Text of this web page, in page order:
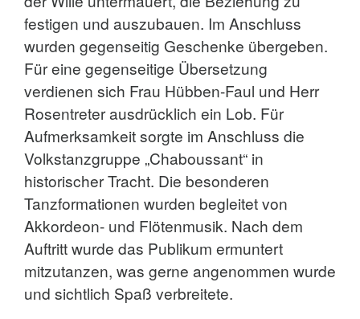
festigen und auszubauen. Im Anschluss
wurden gegenseitig Geschenke übergeben.
Für eine gegenseitige Übersetzung
verdienen sich Frau Hübben-Faul und Herr
Rosentreter ausdrücklich ein Lob. Für
Aufmerksamkeit sorgte im Anschluss die
Volkstanzgruppe „Chaboussant“ in
historischer Tracht. Die besonderen
Tanzformationen wurden begleitet von
Akkordeon- und Flötenmusik. Nach dem
Auftritt wurde das Publikum ermuntert
mitzutanzen, was gerne angenommen wurde
und sichtlich Spaß verbreitete.